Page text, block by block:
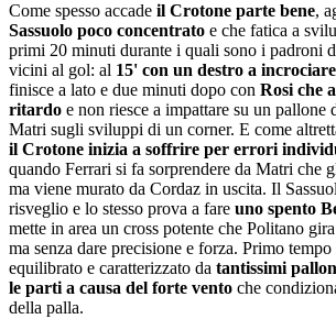
Come spesso accade il Crotone parte bene,
Sassuolo poco concentrato e che fatica a
primi 20 minuti durante i quali sono i padroni
vicini al gol: al 15' con un destro a
finisce a lato e due minuti dopo con Rosi che
ritardo e non riesce a impattare su un pallone
Matri sugli sviluppi di un corner. E come
il Crotone inizia a soffrire per errori
quando Ferrari si fa sorprendere da Matri che
ma viene murato da Cordaz in uscita. Il
risveglio e lo stesso prova a fare uno spento
mette in area un cross potente che Politano
ma senza dare precisione e forza. Primo tempo
equilibrato e caratterizzato da tantissimi
le parti a causa del forte vento che
della palla.